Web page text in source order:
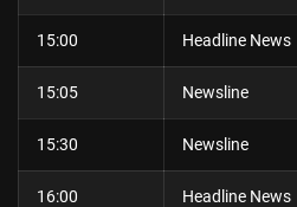
15:00 Headline News
15:05 Newsline
15:30 Newsline
16:00 Headline News